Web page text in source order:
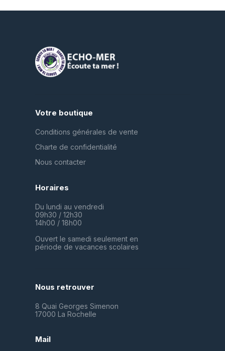
Votre boutique
Conditions générales de vente
Charte de confidentialité
Nous contacter
Horaires
Du lundi au vendredi
09h30 / 12h30
14h00 / 18h00
Ouvert le samedi seulement en
période de vacances scolaires
Nous retrouver
8 Quai Georges Simenon
17000 La Rochelle
Mail